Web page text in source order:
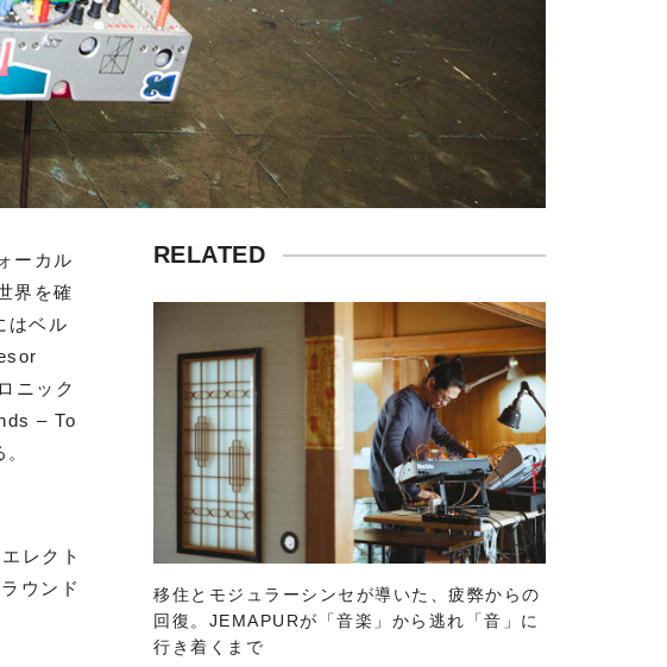
ーカル
界を確
はベル
ニック
– To
レクト
ウンド
RELATED
移住とモジュラーシンセが導いた、疲弊からの
回復。JEMAPURが「音楽」から逃れ「音」に
行き着くまで